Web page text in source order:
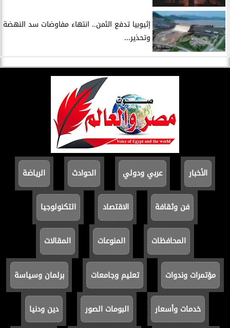
إثيوبيا تدفع الثمن.. انتهاء مفاوضات سد النهضة
وتحذير...
الأخبار عربي ودولي الحوادث الرياضة
فن وثقافة الاقتصاد التكنولوجيا
المحافظات المنوعات المقالات
مؤتمرات وندوات تعليم وجامعات برلمان وسياسة
خدمات وأسعار البومات الصور دين ودنيا